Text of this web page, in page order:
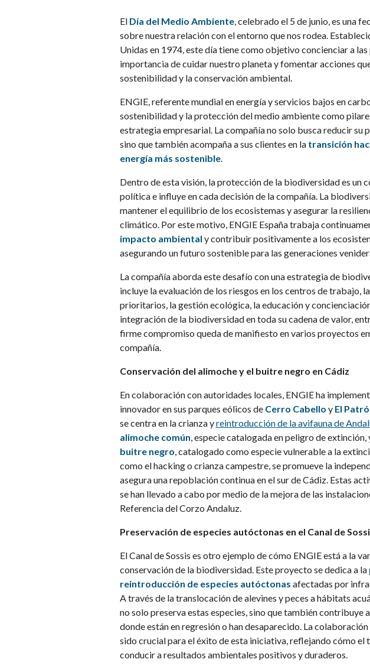
El Día del Medio Ambiente, celebrado el 5 de junio, es una
sobre nuestra relación con el entorno que nos rodea.
Unidas en 1974, este día tiene como objetivo concienciar a
importancia de cuidar nuestro planeta y fomentar acciones
sostenibilidad y la conservación ambiental.
ENGIE, referente mundial en energía y servicios bajos en
sostenibilidad y la protección del medio ambiente como
estrategia empresarial. La compañía no solo busca reducir su
sino que también acompaña a sus clientes en la transición
energía más sostenible.
Dentro de esta visión, la protección de la biodiversidad es un
política e influye en cada decisión de la compañía. La
mantener el equilibrio de los ecosistemas y asegurar la
climático. Por este motivo, ENGIE España trabaja
impacto ambiental y contribuir positivamente a los
asegurando un futuro sostenible para las generaciones
La compañía aborda este desafío con una estrategia de
incluye la evaluación de los riesgos en los centros de trabajo,
prioritarios, la gestión ecológica, la educación y
integración de la biodiversidad en toda su cadena de valor,
firme compromiso queda de manifiesto en varios proyectos
compañía.
Conservación del alimoche y el buitre negro en Cádiz
En colaboración con autoridades locales, ENGIE ha
innovador en sus parques eólicos de Cerro Cabello y El
se centra en la crianza yreintroducción de la avifauna de
alimoche común , especie catalogada en peligro de
buitre negro , catalogado como especie vulnerable a la
como el hacking o crianza campestre, se promueve la
asegura una repoblación continua en el sur de Cádiz. Estas
se han llevado a cabo por medio de la mejora de las
Referencia del Corzo Andaluz.
Preservación de especies autóctonas en el Canal de
El Canal de Sossis es otro ejemplo de cómo ENGIE está a la
conservación de la biodiversidad. Este proyecto se dedica a la
reintroducción de especies autóctonas afectadas por
A través de la translocación de alevines y peces a hábitats
no solo preserva estas especies, sino que también contribuye
donde están en regresión o han desaparecido. La
sido crucial para el éxito de esta iniciativa, reflejando cómo el
conducir a resultados ambientales positivos y duraderos.